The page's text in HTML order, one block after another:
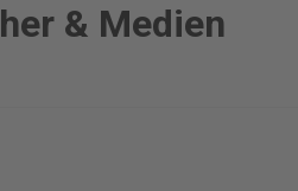
& Medien